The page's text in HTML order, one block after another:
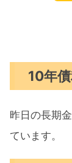
10年
昨日の長期
ています。